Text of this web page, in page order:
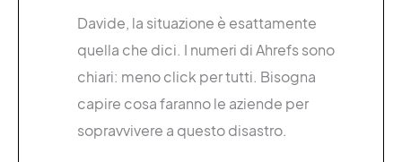
Davide, la situazione è esattamente
quella che dici. I numeri di Ahrefs sono
chiari: meno click per tutti. Bisogna
capire cosa faranno le aziende per
sopravvivere a questo disastro.